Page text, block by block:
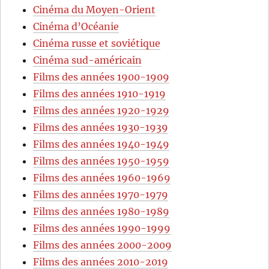
Cinéma du Moyen-Orient
Cinéma d’Océanie
Cinéma russe et soviétique
Cinéma sud-américain
Films des années 1900-1909
Films des années 1910-1919
Films des années 1920-1929
Films des années 1930-1939
Films des années 1940-1949
Films des années 1950-1959
Films des années 1960-1969
Films des années 1970-1979
Films des années 1980-1989
Films des années 1990-1999
Films des années 2000-2009
Films des années 2010-2019